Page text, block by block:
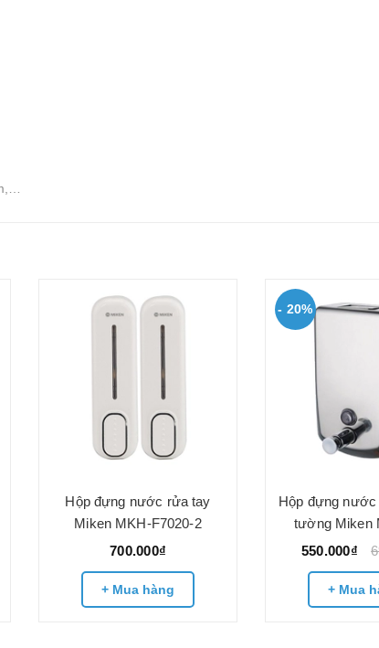
Hộp đựng nước rửa tay
Miken MKH-F7020-2
700.000₫
+ Mua hàng
- 20%
Hộp đựng
tường Miken
550.000₫
+ Mua